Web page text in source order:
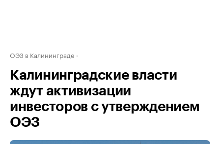
ОЭЗ в Калининграде
Калининградские власти
ждут активизации
инвесторов с утверждением
ОЭЗ